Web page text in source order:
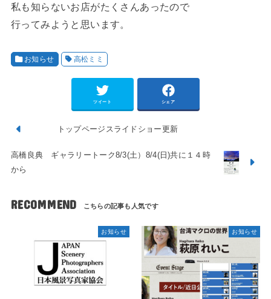
私も知らないお店がたくさんあったので
行ってみようと思います。
お知らせ 高松ミミ
ツイート シェア
トップページスライドショー更新
高橋良典 ギャラリートーク8/3(土）8/4(日)共に１４時
から
RECOMMEND
お知らせ お知らせ